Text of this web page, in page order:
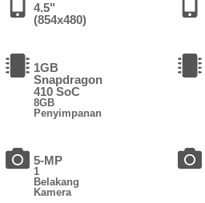
4.5"
(854x480)
1GB
Snapdragon
410 SoC
8GB
Penyimpanan
5-MP
1
Belakang
Kamera